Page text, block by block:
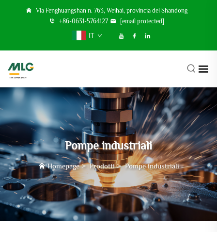
Via Fenghuangshan n. 763, Weihai, provincia del Shandong
+86-0631-5764127
[email protected]
IT
Pompe industriali
Homepage>Prodotti>Pompe industriali